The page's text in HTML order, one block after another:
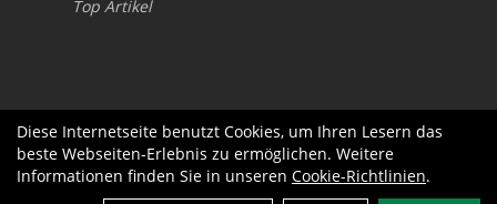
Top Artikel
Diese Internetseite benutzt Cookies, um Ihren Lesern das
beste Webseiten-Erlebnis zu ermöglichen. Weitere
Informationen finden Sie in unseren Cookie-Richtlinien.